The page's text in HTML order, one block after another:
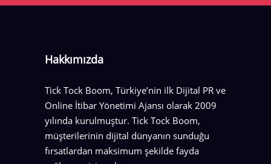
Hakkımızda
Tick Tock Boom, Türkiye’nin ilk Dijital PR ve
Online İtibar Yönetimi Ajansı olarak 2009
yılında kurulmuştur. Tick Tock Boom,
müşterilerinin dijital dünyanın sunduğu
fırsatlardan maksimum şekilde fayda